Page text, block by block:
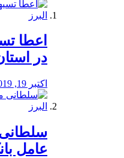
️اعطا
در
اکتبر 19, 2019
عامل